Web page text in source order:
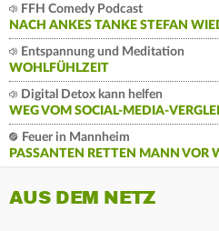
FFH Comedy Podcast
NACH ANKES TANKE STEFAN
Entspannung und Meditation
WOHLFÜHLZEIT
Digital Detox kann helfen
WEG VOM SOCIAL-MEDIA-
Feuer in Mannheim
PASSANTEN RETTEN MANN VOR
AUS DEM NETZ